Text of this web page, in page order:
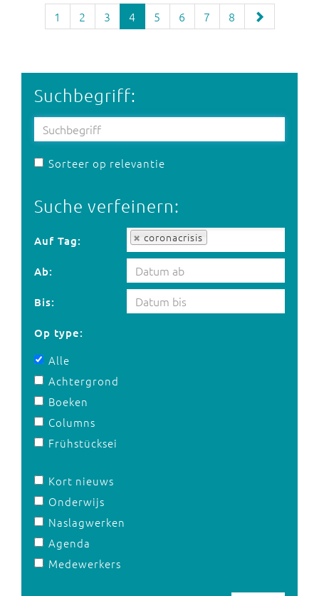
1 2 3 4 5 6 7 8
Suchbegriff:
Sorteer op relevantie
Suche verfeinern:
Auf Tag: coronacrisis
Auf Tag:
Ab:
Bis:
Op type:
Alle
Achtergrond
Boeken
Columns
Frühstücksei
Kort nieuws
Onderwijs
Naslagwerken
Agenda
Medewerkers